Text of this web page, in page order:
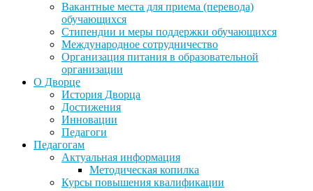
Вакантные места для приема (перевода)
обучающихся
Стипендии и меры поддержки обучающихся
Международное сотрудничество
Организация питания в образовательной
организации
О Дворце
История Дворца
Достижения
Инновации
Педагоги
Педагогам
Актуальная информация
Методическая копилка
Курсы повышения квалификации